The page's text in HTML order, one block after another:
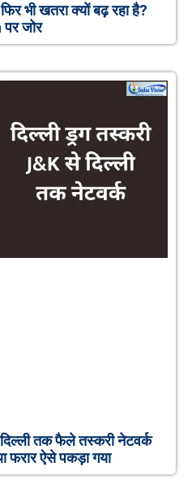
भी खतरा क्यों बढ़ रहा है?
जोर
तक फैले तस्करी नेटवर्क
फरार ऐसे पकड़ा गया